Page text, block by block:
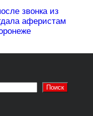
звонка из
аферистам
Поиск